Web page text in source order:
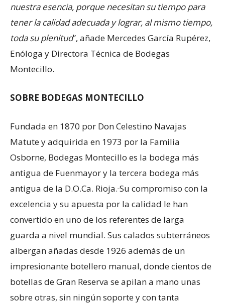
nuestra esencia, porque necesitan su tiempo para
tener la calidad adecuada y lograr, al mismo tiempo,
toda su plenitud”, añade Mercedes García Rupérez,
Enóloga y Directora Técnica de Bodegas
Montecillo.
SOBRE BODEGAS MONTECILLO
Fundada en 1870 por Don Celestino Navajas
Matute y adquirida en 1973 por la Familia
Osborne, Bodegas Montecillo es la bodega más
antigua de Fuenmayor y la tercera bodega más
antigua de la D.O.Ca. Rioja. Su compromiso con la
excelencia y su apuesta por la calidad le han
convertido en uno de los referentes de larga
guarda a nivel mundial. Sus calados subterráneos
albergan añadas desde 1926 además de un
impresionante botellero manual, donde cientos de
botellas de Gran Reserva se apilan a mano unas
sobre otras, sin ningún soporte y con tanta